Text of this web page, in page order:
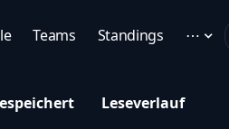
Teams Standings ⋯
Leseverlauf